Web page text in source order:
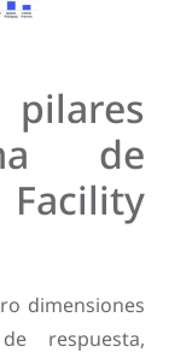
pilares
de
dimensiones
respuesta,